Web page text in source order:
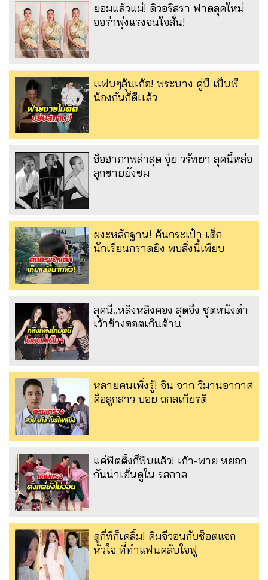
ยอมแล้วแม่! ดิวอริสรา ฟาดลุคใหม่
ออร่าพุ่งแรงจนใจสั่น!
เเฟนๆลุ้นเก้อ! พระนาง คู่นี้ เป็นพี่
น้องกันก็ดีเเล้ว
ฮือฮาภาพล่าสุด จุ๋ย วรัทยา ลุคนี้หล่อ
ลูกชายยังชม
ผงะหลักฐาน! ค้นกระเป๋า เด็ก
นักเรียนกราดยิง พบสิ่งนี้เพียบ
ลุคนี้..หลิงหลิงคอง สุดจึ้ง ชุดหนังดำ
เว้าข้างฮอตเกินต้าน
หลายคนเพิ่งรู้! จิน จาก วิมานอากาศ
คือลูกสาว บอย ถกลเกียรติ
แค่ฟิตติ้งก็ฟินแล้ว! เก้า-พาย หยอก
กันน่าเอ็นดูใน รสกาล
ดูกี่ทีก็เคลิ้ม! คิมจีวอนกับช็อตแจก
หัวใจ ที่ทำแฟนคลับใจฟู